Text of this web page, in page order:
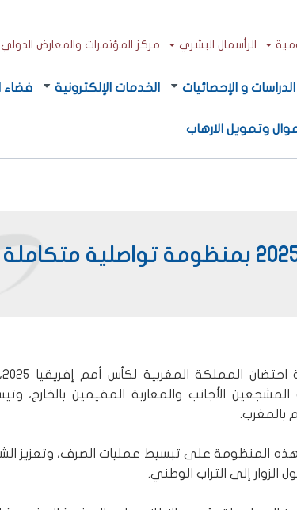
الرأسمال البشري مركز المؤتمرات والمعارض الدولي
الدراسات و الإحصائيات الخدمات الإلكترونية فضاء
وتمويل الارهاب
مكتب الصرف يواكب كأس أمم إفريقيا 2025 بمنظومة
المشجعين الأجانب والمغاربة المقيمين
بالمغرب.
هذه المنظومة على تبسيط عمليات الصرف، وتعزيز
الزوار إلى التراب الوطني.